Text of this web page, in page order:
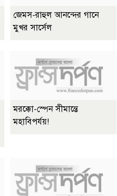
জেমস-রাহুল আনন্দের গানে
মুখর সার্সেল
মরক্কো-স্পেন সীমান্তে
মহাবিপর্যয়!